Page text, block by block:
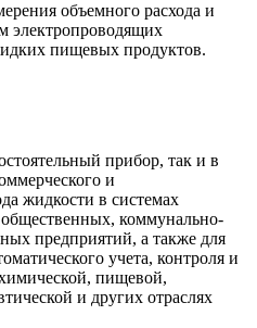
объемного расхода и
электропроводящих
пищевых продуктов.
прибор, так и в
и
жидкости в системах
коммунально-
предприятий, а также для
учета, контроля и
пищевой,
и других отраслях